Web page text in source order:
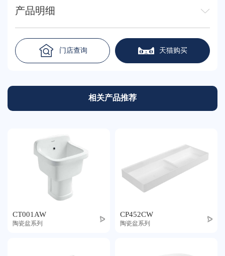
产品明细
门店查询 天猫购买
相关产品推荐
CT001AW
陶瓷盆系列
CP452CW
陶瓷盆系列